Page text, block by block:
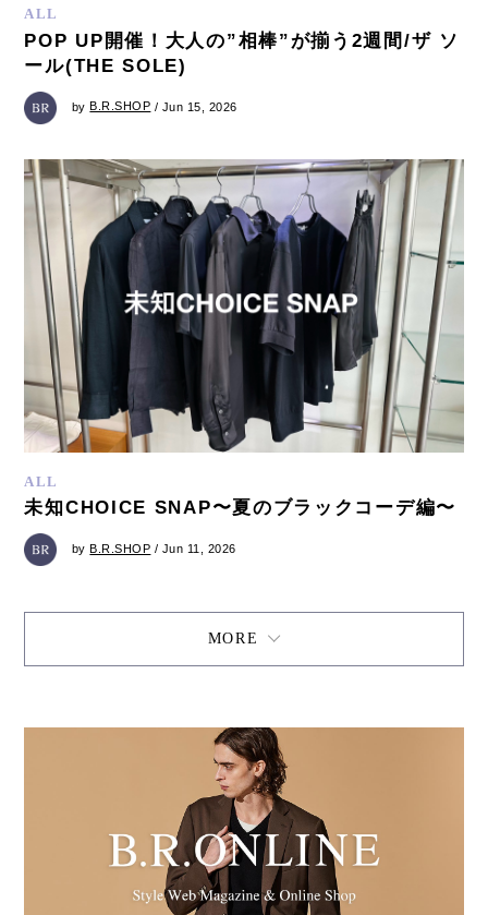
ALL
POP UP開催！大人の”相棒”が揃う2週間/ザ ソ
ール(THE SOLE)
by B.R.SHOP / Jun 15, 2026
ALL
未知CHOICE SNAP〜夏のブラックコーデ編〜
byB.R.SHOP / Jun 11, 2026
MORE